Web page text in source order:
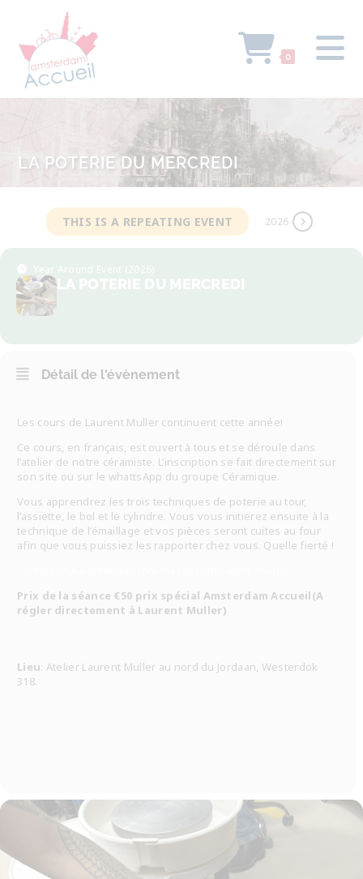
0
LA POTERIE DU MERCREDI
THIS IS A REPEATING EVENT 2026
Détail de l'évènement
Les cours de Laurent Muller continuent cette année!
Ce cours, en français, est ouvert à tous et se déroule dans
l’atelier de notre céramiste. L’inscription se fait directement sur
son site ou sur le whattsApp du groupe Céramique.
Vous apprendrez les trois techniques de poterie au tour,
l’assiette, le bol et le cylindre. Vous vous initierez ensuite à la
technique de l’émaillage et vos pièces seront cuites au four
afin que vous puissiez les rapporter chez vous. Quelle fierté !
Prix de la séance €50 prix spécial Amsterdam Accueil(A
régler directement à Laurent Muller)
Lieu: Atelier Laurent Muller au nord du Jordaan, Westerdok
318.